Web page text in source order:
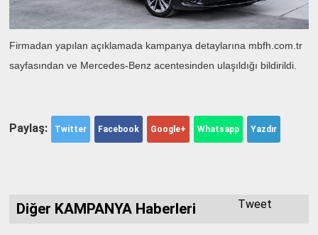
Firmadan yapılan açıklamada kampanya detaylarına mbfh.com.tr
sayfasından ve Mercedes-Benz acentesinden ulaşıldığı bildirildi.
Paylaş: Twitter Facebook Google+ Whatsapp Yazdır
Tweet
Diğer KAMPANYA Haberleri